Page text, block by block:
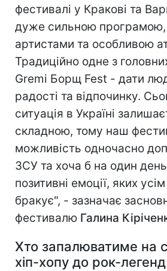
фестивалі у Кракові та
дуже сильною
артистами та особливою
Традиційно одне з
Gremi Борщ Fest - дати
радості та відпочинку.
ситуація в Україні
складною, тому наш
можливість одночасно
ЗСУ та хоча б на один день
позитивні емоції, яких
бракує", - зазначає
фестивалю Галина
Хто запалюватиме на
хіп-хопу до рок-легенд